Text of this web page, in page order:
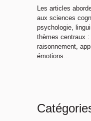
Les articles
aux sciences
psychologie,
thèmes centraux
raisonnement,
émotions…